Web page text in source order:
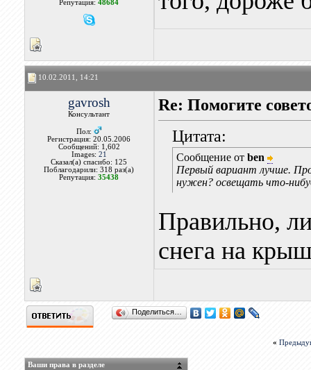
Репутация:48684
10.02.2011, 14:21
gavrosh
Консультант
Пол:
Регистрация: 20.05.2006
Сообщений: 1,602
Images: 21
Сказал(а) спасибо: 125
Поблагодарили: 318 раз(а)
Репутация:35438
Re: Помогите
Цитата:
Сообщение от ben
Первый вариант лучше.
нужен? освещать что-
Правильно,
снега на
Поделиться…
«
Ваши права в разделе